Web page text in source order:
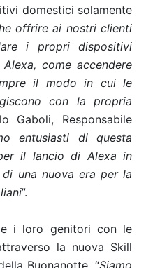
domestici solamente
offrire ai nostri clienti
i propri dispositivi
come accendere
il modo in cui le
con la propria
Gaboli, Responsabile
entusiasti di questa
il lancio di Alexa in
di una nuova era per la
”.
i loro genitori con le
la nuova Skill
Buonanotte. “Siamo